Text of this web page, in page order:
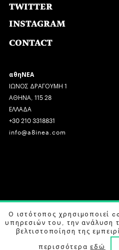
TWITTER
INSTAGRAM
CONTACT
αθηΝΕΑ
ΙΩΝΟΣ ΔΡΑΓΟΥΜΗ 1
ΑΘΗΝΑ, 115 28
ΕΛΛΑΔΑ
+30 210 3318831
info@a8inea.com
COPYRIGHT © 2026 αθηΝΕΑ, ALL
DESIGN BY G DESIGN STUDIO.
Ο ιστότοπος χρησιμοποιεί
υπηρεσιών του, την ανάλυση
βελτιστοποίηση της
περισσότεραεδώ